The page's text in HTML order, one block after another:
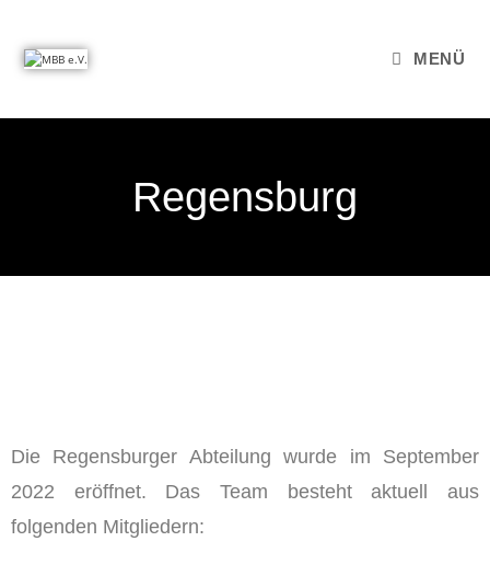
MENÜ
Regensburg
Die Regensburger Abteilung wurde im September
2022 eröffnet. Das Team besteht aktuell aus
folgenden Mitgliedern: